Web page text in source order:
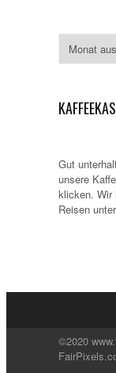
Gut
unsere
klicken. Wir
Reisen
©2020